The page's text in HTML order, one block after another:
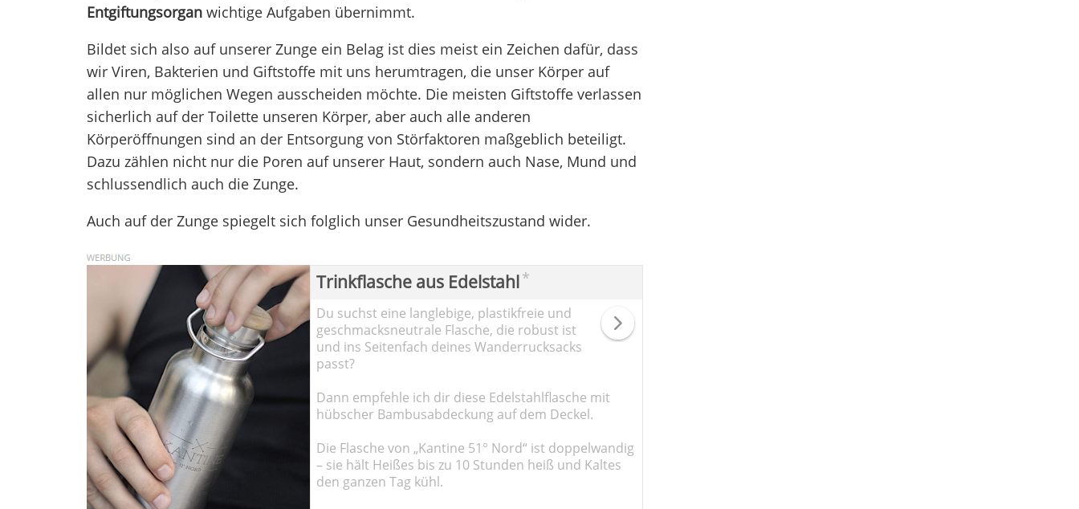
Entgiftungsorgan wichtige Aufgaben übernimmt.
Bildet sich also auf unserer Zunge ein Belag ist dies meist ein Zeichen dafür, dass
wir Viren, Bakterien und Giftstoffe mit uns herumtragen, die unser Körper auf
allen nur möglichen Wegen ausscheiden möchte. Die meisten Giftstoffe verlassen
sicherlich auf der Toilette unseren Körper, aber auch alle anderen
Körperöffnungen sind an der Entsorgung von Störfaktoren maßgeblich beteiligt.
Dazu zählen nicht nur die Poren auf unserer Haut, sondern auch Nase, Mund und
schlussendlich auch die Zunge.
Auch auf der Zunge spiegelt sich folglich unser Gesundheitszustand wider.
Trinkflasche aus Edelstahl*
Du suchst eine langlebige, plastikfreie und
geschmacksneutrale Flasche, die robust ist
und ins Seitenfach deines Wanderrucksacks
passt?
Dann empfehle ich dir diese Edelstahlflasche mit
hübscher Bambusabdeckung auf dem Deckel.
Die Flasche von „Kantine 51° Nord“ ist doppelwandig
– sie hält Heißes bis zu 10 Stunden heiß und Kaltes
den ganzen Tag kühl.